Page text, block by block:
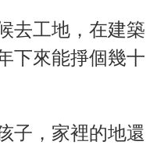
去工地，在建築
下來能掙個幾十
子，家裡的地還